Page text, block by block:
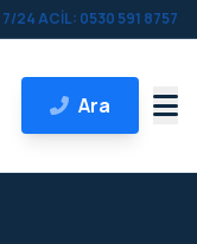
7/24 ACİL: 0530 591 8757
Ara